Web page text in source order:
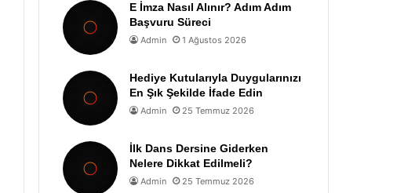
E İmza Nasıl Alınır? Adım Adım
Başvuru Süreci
Admin 1 Ağustos 2026
Hediye Kutularıyla Duygularınızı
En Şık Şekilde İfade Edin
Admin 25 Temmuz 2026
İlk Dans Dersine Giderken
Nelere Dikkat Edilmeli?
Admin 25 Temmuz 2026